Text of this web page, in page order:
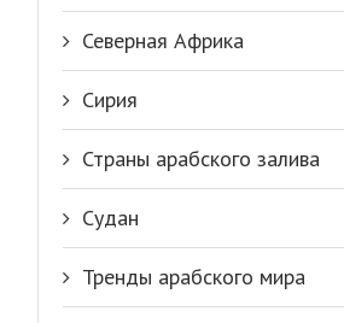
Северная Африка
Сирия
Страны арабского залива
Судан
Тренды арабского мира